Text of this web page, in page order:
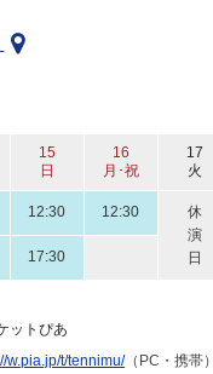
15
日
16
月･祝
17
火
12:30 12:30
休
演
日
17:30
ットぴあ
w.pia.jp/t/tennimu/（PC・携帯